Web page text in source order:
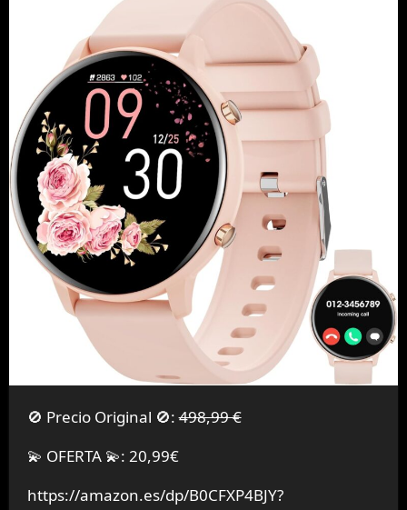
🚫 Precio Original 🚫:498,99 €
💫 OFERTA 💫: 20,99€
https://amazon.es/dp/B0CFXP4BJY?